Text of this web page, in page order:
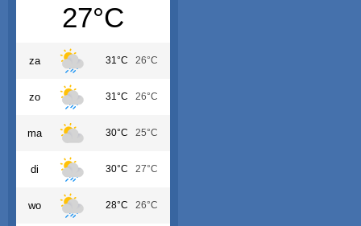
27°C
za 31°C 26°C
zo 31°C 26°C
ma 30°C 25°C
di 30°C 27°C
wo 28°C 26°C